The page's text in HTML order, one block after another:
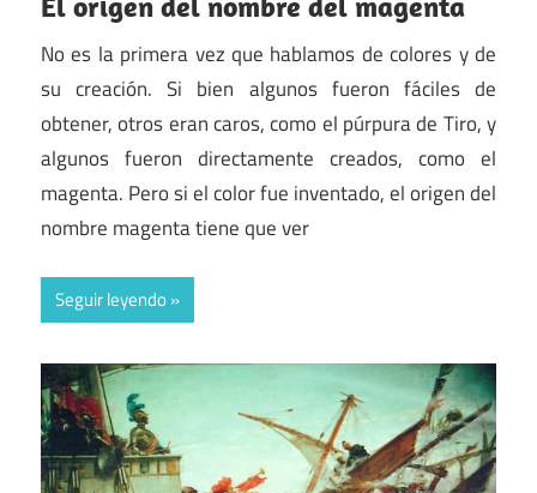
No es la primera vez que hablamos de colores y de
su creación. Si bien algunos fueron fáciles de
obtener, otros eran caros, como el púrpura de Tiro, y
algunos fueron directamente creados, como el
magenta. Pero si el color fue inventado, el origen del
nombre magenta tiene que ver
Seguir leyendo